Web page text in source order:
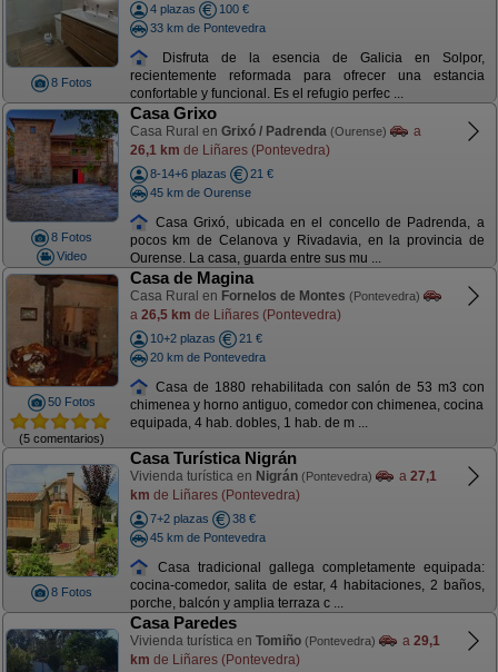
8 Fotos
4 plazas
100 €
33 km de Pontevedra
Disfruta de la esencia de Galicia en Solpor,
recientemente reformada para ofrecer una estancia
confortable y funcional. Es el refugio perfec ...
8 Fotos
Video
Casa Grixo
Casa Rural en Grixó / Padrenda (Ourense)
a
26,1 km de Liñares (Pontevedra)
8-14+6 plazas
21 €
45 km de Ourense
Casa Grixó, ubicada en el concello de Padrenda, a
pocos km de Celanova y Rivadavia, en la provincia de
Ourense. La casa, guarda entre sus mu ...
50 Fotos
(5 comentarios)
Casa de Magina
Casa Rural en Fornelos de Montes (Pontevedra)
a 26,5 km de Liñares (Pontevedra)
10+2 plazas
21 €
20 km de Pontevedra
Casa de 1880 rehabilitada con salón de 53 m3 con
chimenea y horno antiguo, comedor con chimenea, cocina
equipada, 4 hab. dobles, 1 hab. de m ...
8 Fotos
Casa Turística Nigrán
Vivienda turística en Nigrán (Pontevedra) a 27,1
km de Liñares (Pontevedra)
7+2 plazas
38 €
45 km de Pontevedra
Casa tradicional gallega completamente equipada:
cocina-comedor, salita de estar, 4 habitaciones, 2 baños,
porche, balcón y amplia terraza c ...
Casa Paredes
Vivienda turística en Tomiño (Pontevedra) a 29,1
km de Liñares (Pontevedra)